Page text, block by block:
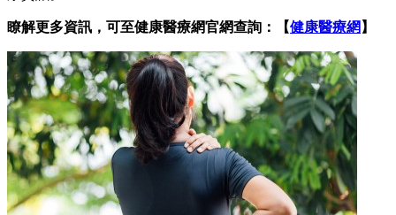
瞭解更多資訊，可至健康醫療網官網查詢：【健康醫療網 】